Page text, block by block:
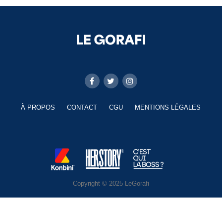
À PROPOS CONTACT CGU MENTIONS LÉGALES
Copyright © 2025 LeGorafi